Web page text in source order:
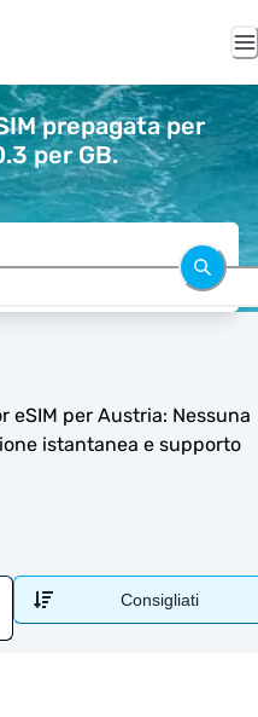
prepagata per
per GB.
eSIM per Austria: Nessuna
istantanea e supporto
Consigliati